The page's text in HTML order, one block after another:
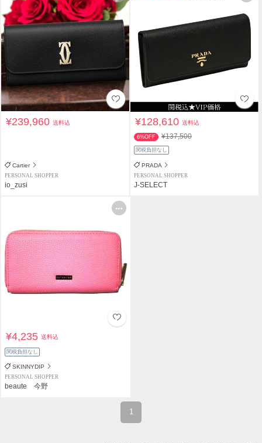
¥239,960送料込
Cartier
PERSONAL SHOPPER
io_zusi
¥128,610送料込
6%OFF ¥137,500
関税負担なし
PRADA
PERSONAL SHOPPER
J-SELECT
¥4,235送料込
関税負担なし
SKINNYDIP
PERSONAL SHOPPER
beaute 今野
1